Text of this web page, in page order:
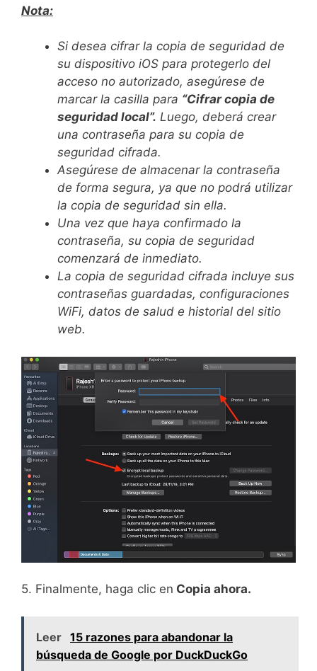
Nota:
Si desea cifrar la copia de seguridad de
su dispositivo iOS para protegerlo del
acceso no autorizado, asegúrese de
marcar la casilla para “Cifrar copia de
seguridad local”. Luego, deberá crear
una contraseña para su copia de
seguridad cifrada.
Asegúrese de almacenar la contraseña
de forma segura, ya que no podrá utilizar
la copia de seguridad sin ella.
Una vez que haya confirmado la
contraseña, su copia de seguridad
comenzará de inmediato.
La copia de seguridad cifrada incluye sus
contraseñas guardadas, configuraciones
WiFi, datos de salud e historial del sitio
web.
5. Finalmente, haga clic en Copia ahora.
Leer 15 razones para abandonar la
búsqueda de Google por DuckDuckGo